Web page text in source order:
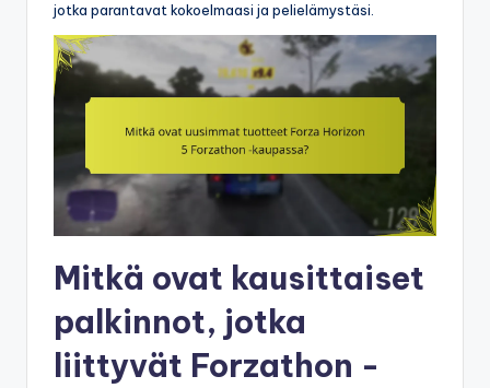
jotka parantavat kokoelmaasi ja pelielämystäsi.
Mitkä ovat kausittaiset
palkinnot, jotka
liittyvät Forzathon -